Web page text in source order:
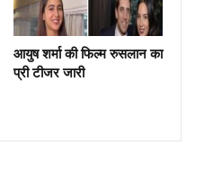
आयुष शर्मा की फिल्म रुसलान का
प्री टीजर जारी